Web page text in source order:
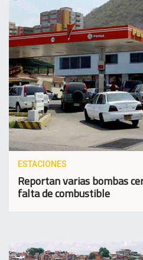
ESTACIONES
Reportan varias bombas
falta de combustible